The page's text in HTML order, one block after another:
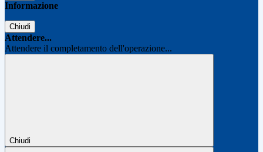
Informazione
Chiudi
Attendere...
Attendere il completamento dell'operazione...
Chiudi